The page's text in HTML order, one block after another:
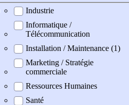
Industrie
Informatique /
Télécommunication
Installation / Maintenance (1)
Marketing / Stratégie
commerciale
Ressources Humaines
Santé